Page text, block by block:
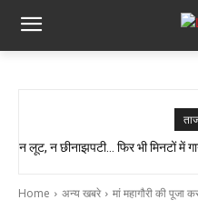
स्वास्थ्य मंत्री श्याम बिहारी जायसवाल
न लूट, न छीनाझपटी… फिर भी मिनटों में
Home अन्य खबरे मां महागौरी की पूजा